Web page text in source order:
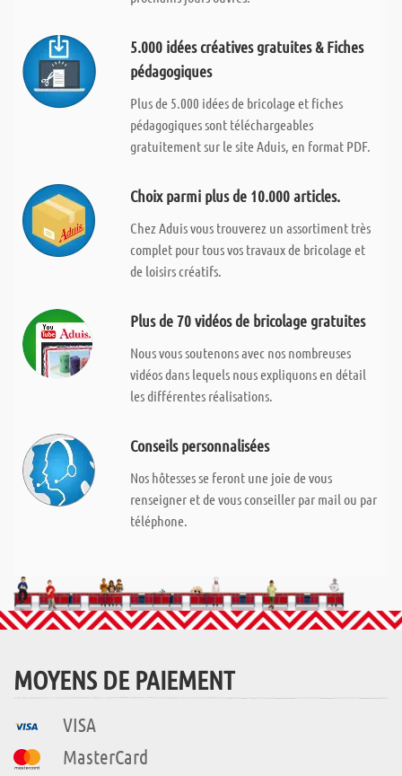
5.000 idées créatives gratuites & Fiches
pédagogiques
Plus de 5.000 idées de bricolage et fiches
pédagogiques sont téléchargeables
gratuitement sur le site Aduis, en format PDF.
Choix parmi plus de 10.000 articles.
Chez Aduis vous trouverez un assortiment très
complet pour tous vos travaux de bricolage et
de loisirs créatifs.
Plus de 70 vidéos de bricolage gratuites
Nous vous soutenons avec nos nombreuses
vidéos dans lequels nous expliquons en détail
les différentes réalisations.
Conseils personnalisées
Nos hôtesses se feront une joie de vous
renseigner et de vous conseiller par mail ou par
téléphone.
MOYENS DE PAIEMENT
VISA
MasterCard